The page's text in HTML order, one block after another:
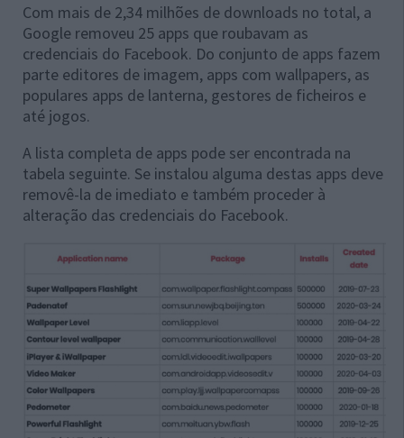
Com mais de 2,34 milhões de downloads no total, a
Google removeu 25 apps que roubavam as
credenciais do Facebook. Do conjunto de apps fazem
parte editores de imagem, apps com wallpapers, as
populares apps de lanterna, gestores de ficheiros e
até jogos.
A lista completa de apps pode ser encontrada na
tabela seguinte. Se instalou alguma destas apps deve
removê-la de imediato e também proceder à
alteração das credenciais do Facebook.